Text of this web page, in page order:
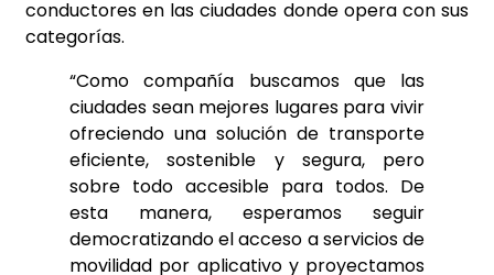
conductores en las ciudades donde opera con sus
categorías.
“Como compañía buscamos que las
ciudades sean mejores lugares para vivir
ofreciendo una solución de transporte
eficiente, sostenible y segura, pero
sobre todo accesible para todos. De
esta manera, esperamos seguir
democratizando el acceso a servicios de
movilidad por aplicativo y proyectamos